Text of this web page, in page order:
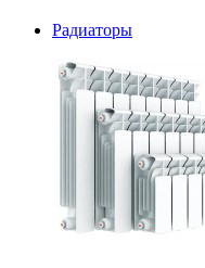
Радиаторы